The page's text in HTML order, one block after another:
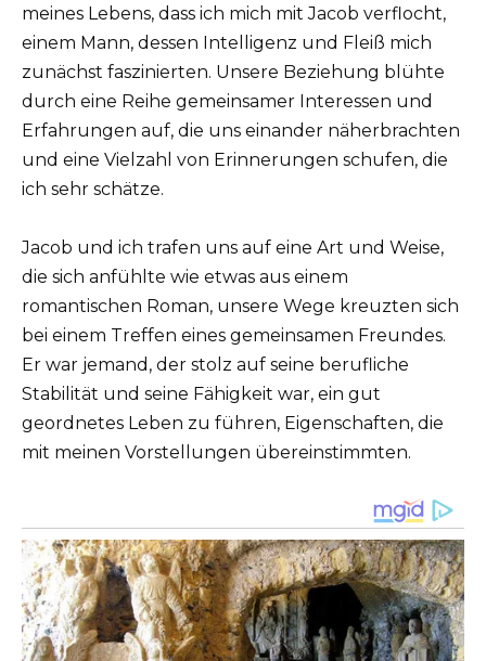
meines Lebens, dass ich mich mit Jacob verflocht,
einem Mann, dessen Intelligenz und Fleiß mich
zunächst faszinierten. Unsere Beziehung blühte
durch eine Reihe gemeinsamer Interessen und
Erfahrungen auf, die uns einander näherbrachten
und eine Vielzahl von Erinnerungen schufen, die
ich sehr schätze.
Jacob und ich trafen uns auf eine Art und Weise,
die sich anfühlte wie etwas aus einem
romantischen Roman, unsere Wege kreuzten sich
bei einem Treffen eines gemeinsamen Freundes.
Er war jemand, der stolz auf seine berufliche
Stabilität und seine Fähigkeit war, ein gut
geordnetes Leben zu führen, Eigenschaften, die
mit meinen Vorstellungen übereinstimmten.